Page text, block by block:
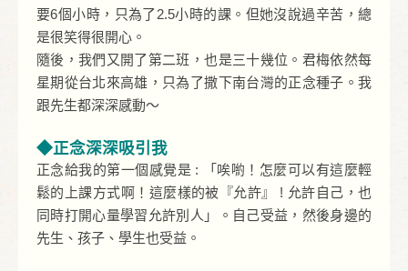
要6個小時，只為了2.5小時的課。但她沒說過辛苦，總
是很笑得很開心。
隨後，我們又開了第二班，也是三十幾位。君梅依然每
星期從台北來高雄，只為了撒下南台灣的正念種子。我
跟先生都深深感動～
◆正念深深吸引我
正念給我的第一個感覺是 : 「唉喲！怎麼可以有這麼輕
鬆的上課方式啊！這麼樣的被『允許』 ! 允許自己，也
同時打開心量學習允許別人」。自己受益，然後身邊的
先生、孩子、學生也受益。